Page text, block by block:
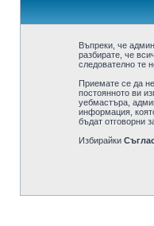
Въпреки, че
разбирате, че
следователно те
Приемате се да
постоянното ви
уебмастъра,
информация,
бъдат отговорни
Избирайки